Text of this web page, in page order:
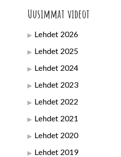
Uusimmat videot
Lehdet 2026
Lehdet 2025
Lehdet 2024
Lehdet 2023
Lehdet 2022
Lehdet 2021
Lehdet 2020
Lehdet 2019